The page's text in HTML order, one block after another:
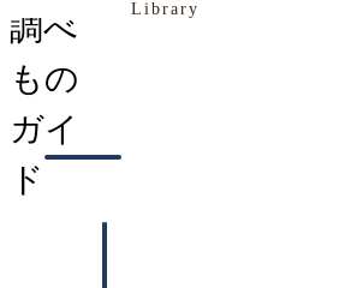
Library
調べ
もの
ガイ
ド